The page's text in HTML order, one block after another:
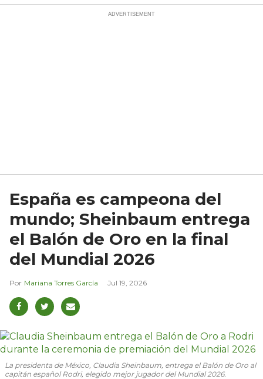
España es campeona del
mundo; Sheinbaum entrega
el Balón de Oro en la final
del Mundial 2026
Mariana Torres García Jul 19, 2026
La presidenta de México, Claudia Sheinbaum, entrega el Balón de Oro al
capitán español Rodri, elegido mejor jugador del Mundial 2026.